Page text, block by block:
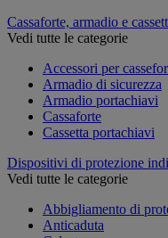
Cassaforte, armadio e
Vedi tutte le categorie
Accessori per
Armadio di sicurezza
Armadio portachiavi
Cassaforte
Cassetta portachiavi
Dispositivi di protezione
Vedi tutte le categorie
Abbigliamento di
Anticaduta